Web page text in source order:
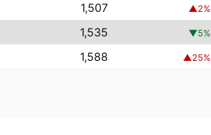
1,507 ▲2%
1,535 ▼5%
1,588 ▲25%